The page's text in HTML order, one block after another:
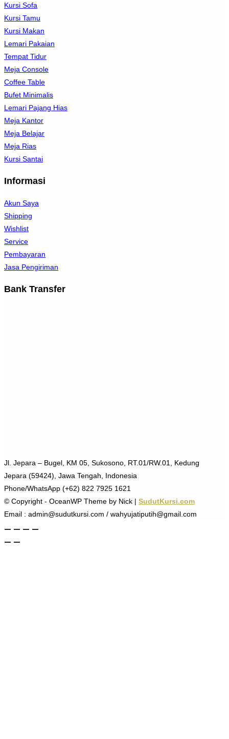
Kursi Sofa
Kursi Tamu
Kursi Makan
Lemari Pakaian
Tempat Tidur
Meja Console
Coffee Table
Bufet Minimalis
Lemari Pajang Hias
Meja Kantor
Meja Belajar
Meja Rias
Kursi Santai
Informasi
Akun Saya
Shipping
Wishlist
Service
Pembayaran
Jasa Pengiriman
Bank Transfer
Jl. Jepara – Bugel, KM 05, Sukosono, RT.01/RW.01, Kedung
Jepara (59424), Jawa Tengah, Indonesia
Phone/WhatsApp (+62) 822 7925 1621
© Copyright - OceanWP Theme by Nick | SudutKursi.com
Email : admin@sudutkursi.com / wahyujatiputih@gmail.com